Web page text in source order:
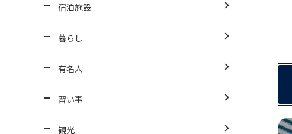
宿泊施設
暮らし
有名人
習い事
観光